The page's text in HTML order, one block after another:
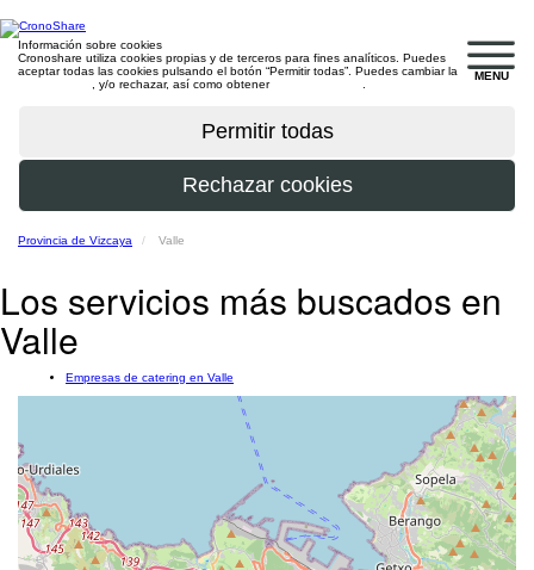
MENU
Información sobre cookies
Cronoshare utiliza cookies propias y de terceros para fines analíticos. Puedes
aceptar todas las cookies pulsando el botón “Permitir todas”. Puedes cambiar la
, y/o rechazar, así como obtener
Provincia de Vizcaya Valle
Los servicios más buscados en
Valle
Empresas de catering en Valle